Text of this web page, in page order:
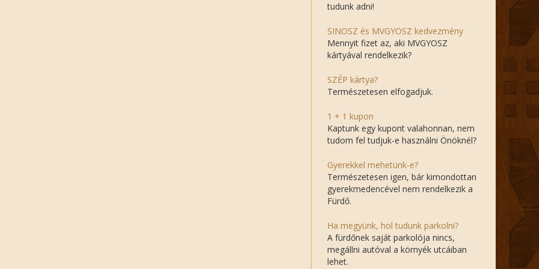
tudunk adni!
SINOSZ és MVGYOSZ kedvezmény
Mennyit fizet az, aki MVGYOSZ
kártyával rendelkezik?
SZÉP kártya?
Természetesen elfogadjuk.
1 + 1 kupon
Kaptunk egy kupont valahonnan, nem
tudom fel tudjuk-e használni Önöknél?
Gyerekkel mehetünk-e?
Természetesen igen, bár kimondottan
gyerekmedencével nem rendelkezik a
Fürdő.
Ha megyünk, hol tudunk parkolni?
A fürdőnek saját parkolója nincs,
megállni autóval a környék utcáiban
lehet.